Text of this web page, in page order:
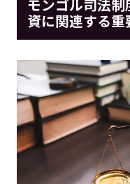
モンゴル司法
資に関連する重